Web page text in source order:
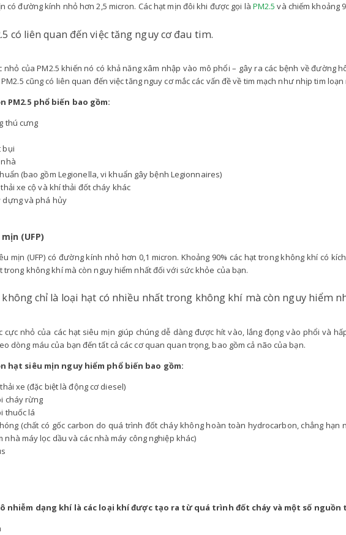
có đường kính nhỏ hơn 2,5 micron. Các hạt mịn đôi khi được gọi là PM2.5 và chiếm khoảng
có liên quan đến việc tăng nguy cơ đau tim.
nhỏ của PM2.5 khiến nó có khả năng xâm nhập vào mô phổi – gây ra các bệnh về đường
cũng có liên quan đến việc tăng nguy cơ mắc các vấn đề về tim mạch như nhịp tim
PM2.5 phổ biến bao gồm:
thú cưng
bụi
(bao gồm Legionella, vi khuẩn gây bệnh Legionnaires)
xe cộ và khí thải đốt cháy khác
dựng và phá hủy
(UFP)
mịn (UFP) có đường kính nhỏ hơn 0,1 micron. Khoảng 90% các hạt trong không khí có
trong không khí mà còn nguy hiểm nhất đối với sức khỏe của bạn.
không chỉ là loại hạt có nhiều nhất trong không khí mà còn nguy hiểm
cực nhỏ của các hạt siêu mịn giúp chúng dễ dàng được hít vào, lắng đọng vào phổi và
dòng máu của bạn đến tất cả các cơ quan quan trọng, bao gồm cả não của bạn.
hạt siêu mịn nguy hiểm phổ biến bao gồm:
xe (đặc biệt là động cơ diesel)
cháy rừng
thuốc lá
(chất có gốc carbon do quá trình đốt cháy không hoàn toàn hydrocarbon, chẳng hạn
nhà máy lọc dầu và các nhà máy công nghiệp khác)
ô nhiễm dạng khí là các loại khí được tạo ra từ quá trình đốt cháy và một số nguồn